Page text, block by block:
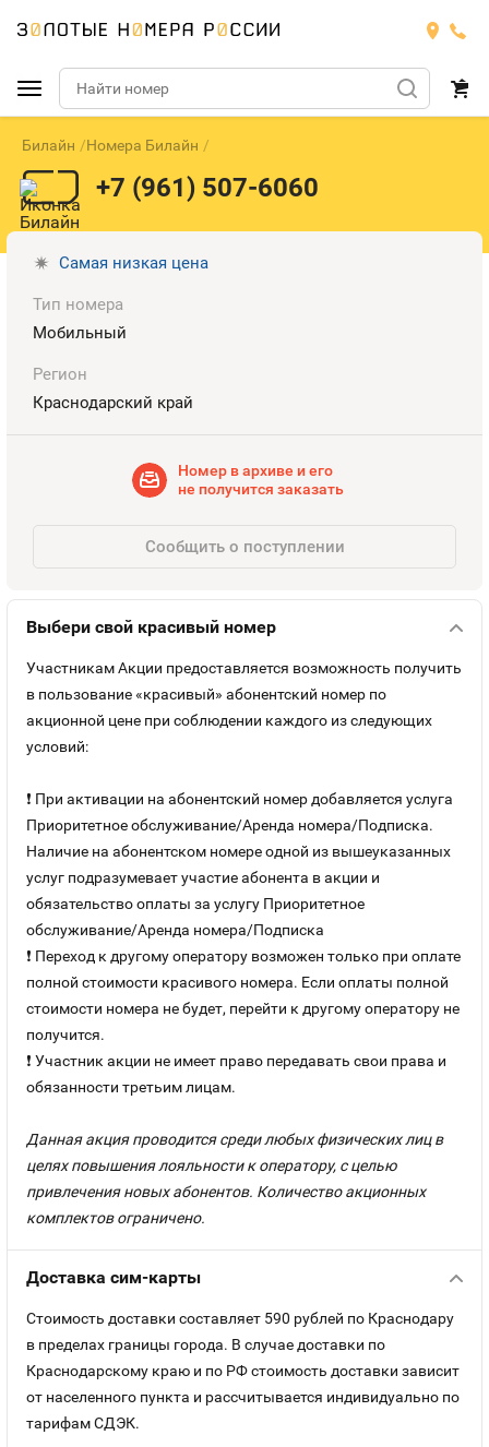
Подобрать номер
МТС
МТС
Номера
Билайн
БИЛАЙН
Номера
Мегафон
МЕГАФОН
Тарифы
Йота
Устройства
Билайн Номера Билайн
+7 (961) 507-6060
Самая низкая цена
Тип номера
Мобильный
Регион
Краснодарский край
Номер в архиве и его
не получится заказать
Сообщить о поступлении
Выбери свой красивый номер
Участникам Акции предоставляется возможность получить
в пользование «красивый» абонентский номер по
акционной цене при соблюдении каждого из следующих
условий:
❗ При активации на абонентский номер добавляется услуга
Приоритетное обслуживание/Аренда номера/Подписка.
Наличие на абонентском номере одной из вышеуказанных
услуг подразумевает участие абонента в акции и
обязательство оплаты за услугу Приоритетное
обслуживание/Аренда номера/Подписка
❗ Переход к другому оператору возможен только при оплате
полной стоимости красивого номера. Если оплаты полной
стоимости номера не будет, перейти к другому оператору не
получится.
❗ Участник акции не имеет право передавать свои права и
обязанности третьим лицам.
Данная акция проводится среди любых физических лиц в
целях повышения лояльности к оператору, с целью
привлечения новых абонентов. Количество акционных
комплектов ограничено.
Доставка сим-карты
Стоимость доставки составляет 590 рублей по Краснодару
в пределах границы города. В случае доставки по
Краснодарскому краю и по РФ стоимость доставки зависит
от населенного пункта и рассчитывается индивидуально по
тарифам СДЭК.